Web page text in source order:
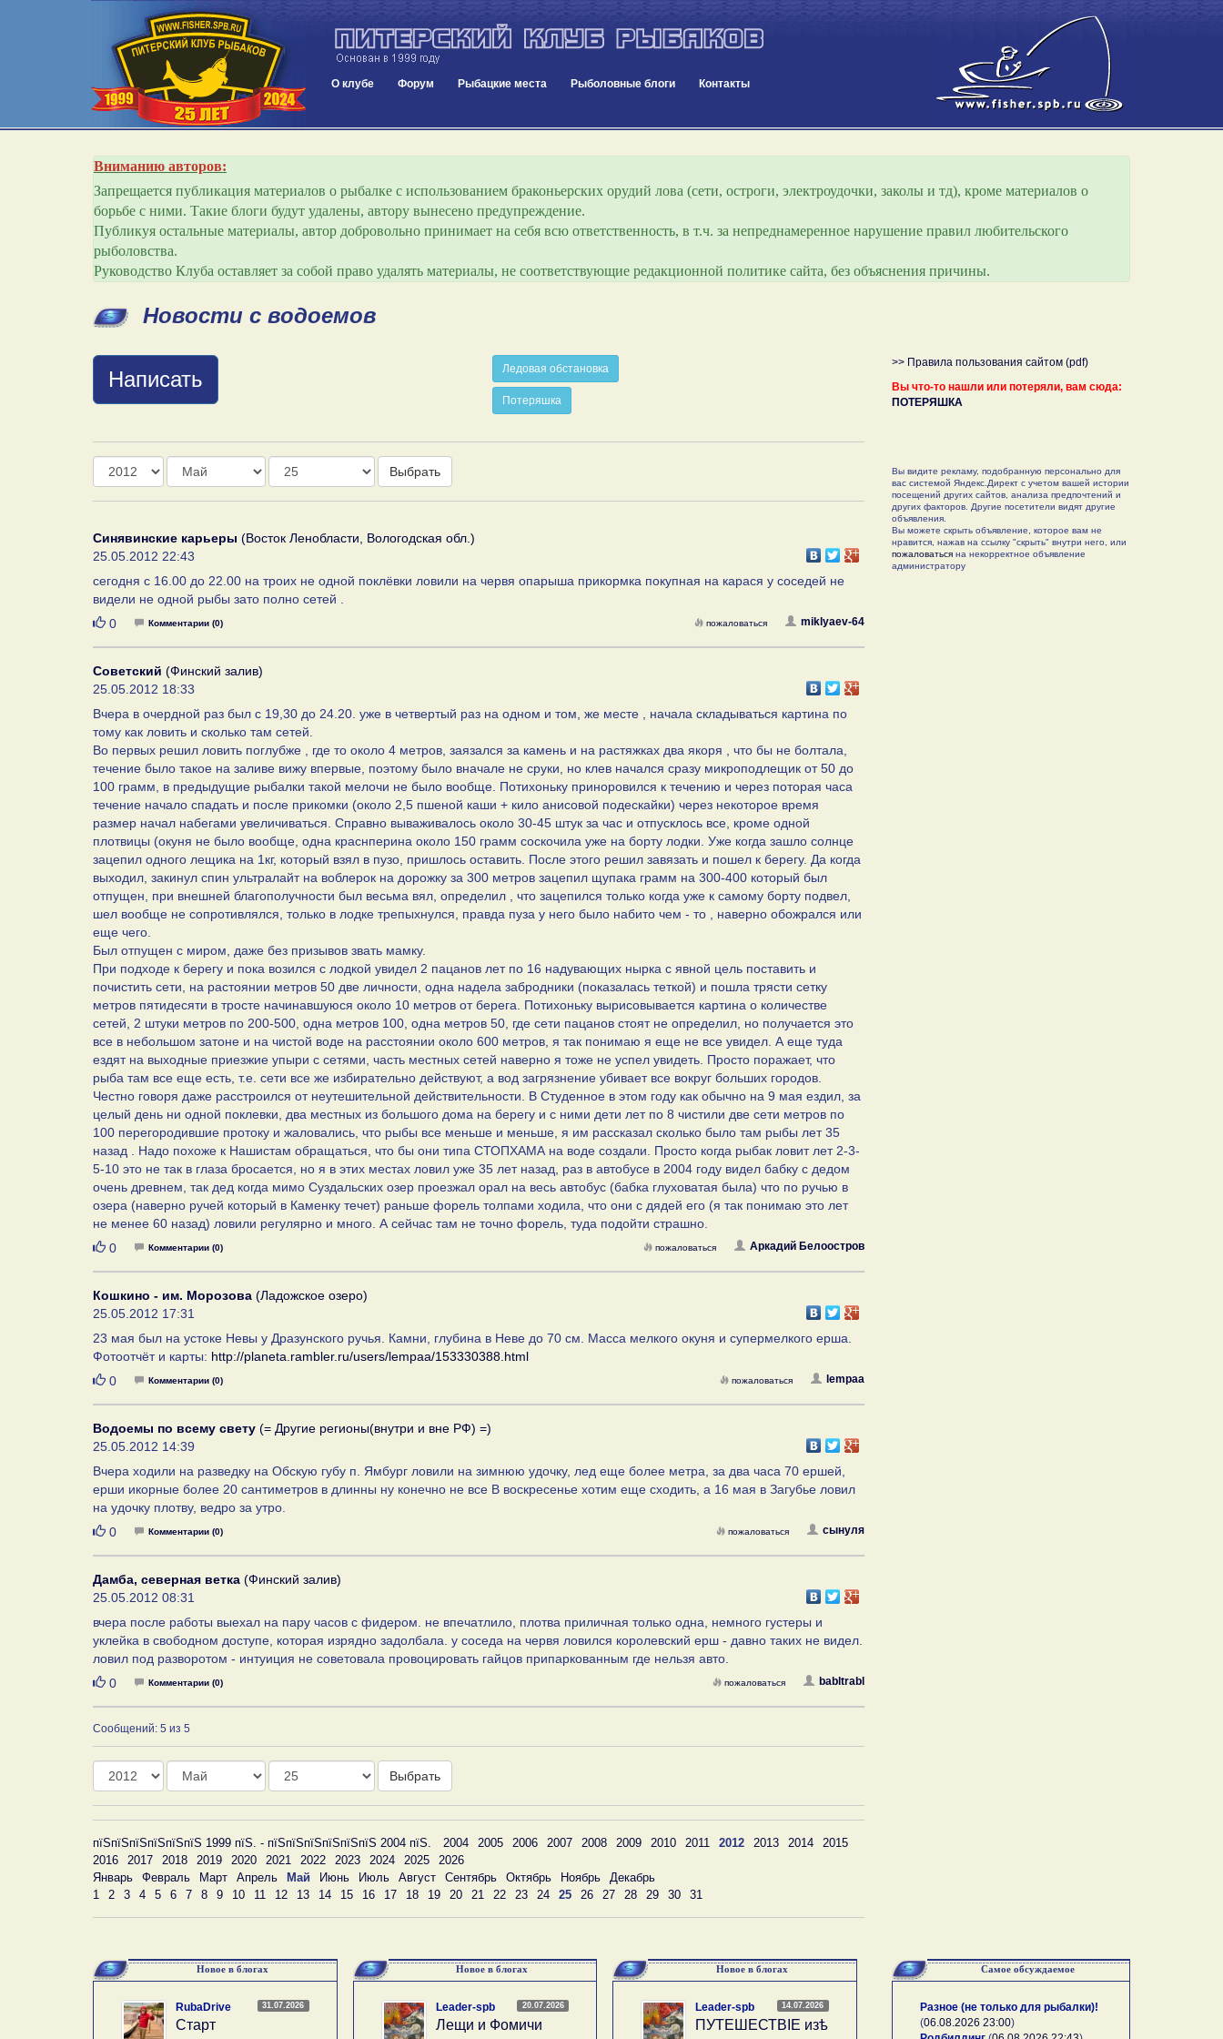
О клубе Форум Рыбацкие места Рыболовные блоги Контакты
Вниманию авторов:
Запрещается публикация материалов о рыбалке с использованием браконьерских орудий лова (сети, остроги, электроудочки, заколы и тд), кроме материалов о
борьбе с ними. Такие блоги будут удалены, автору вынесено предупреждение.
Публикуя остальные материалы, автор добровольно принимает на себя всю ответственность, в т.ч. за непреднамеренное нарушение правил любительского
рыболовства.
Руководство Клуба оставляет за собой право удалять материалы, не соответствующие редакционной политике сайта, без объяснения причины.
Новости с водоемов
Написать Ледовая обстановка
Потеряшка
Год Месяц День
Выбрать
Синявинские карьеры (Восток Ленобласти, Вологодская обл.)
25.05.2012 22:43
сегодня с 16.00 до 22.00 на троих не одной поклёвки ловили на червя опарыша прикормка покупная на карася у соседей не
видели не одной рыбы зато полно сетей .
Нравится
0 Комментарии (0) miklyaev-64
пожаловаться
Советский (Финский залив)
25.05.2012 18:33
Вчера в очердной раз был с 19,30 до 24.20. уже в четвертый раз на одном и том, же месте , начала складываться картина по
тому как ловить и сколько там сетей.
Во первых решил ловить поглубже , где то около 4 метров, заязался за камень и на растяжках два якоря , что бы не болтала,
течение было такое на заливе вижу впервые, поэтому было вначале не сруки, но клев начался сразу микроподлещик от 50 до
100 грамм, в предыдущие рыбалки такой мелочи не было вообще. Потихоньку приноровился к течению и через поторая часа
течение начало спадать и после прикомки (около 2,5 пшеной каши + кило анисовой подескайки) через некоторое время
размер начал набегами увеличиваться. Справно вываживалось около 30-45 штук за час и отпусклось все, кроме одной
плотвицы (окуня не было вообще, одна краснперина около 150 грамм соскочила уже на борту лодки. Уже когда зашло солнце
зацепил одного лещика на 1кг, который взял в пузо, пришлось оставить. После этого решил завязать и пошел к берегу. Да когда
выходил, закинул спин ультралайт на воблерок на дорожку за 300 метров зацепил щупака грамм на 300-400 который был
отпущен, при внешней благополучности был весьма вял, определил , что зацепился только когда уже к самому борту подвел,
шел вообще не сопротивлялся, только в лодке трепыхнулся, правда пуза у него было набито чем - то , наверно обожрался или
еще чего.
Был отпущен с миром, даже без призывов звать мамку.
При подходе к берегу и пока возился с лодкой увидел 2 пацанов лет по 16 надувающих нырка с явной цель поставить и
почистить сети, на растоянии метров 50 две личности, одна надела забродники (показалась теткой) и пошла трясти сетку
метров пятидесяти в тросте начинавшуюся около 10 метров от берега. Потихоньку вырисовывается картина о количестве
сетей, 2 штуки метров по 200-500, одна метров 100, одна метров 50, где сети пацанов стоят не определил, но получается это
все в небольшом затоне и на чистой воде на расстоянии около 600 метров, я так понимаю я еще не все увидел. А еще туда
ездят на выходные приезжие упыри с сетями, часть местных сетей наверно я тоже не успел увидеть. Просто поражает, что
рыба там все еще есть, т.е. сети все же избирательно действуют, а вод загрязнение убивает все вокруг больших городов.
Честно говоря даже расстроился от неутешительной действительности. В Студенное в этом году как обычно на 9 мая ездил, за
целый день ни одной поклевки, два местных из большого дома на берегу и с ними дети лет по 8 чистили две сети метров по
100 перегородившие протоку и жаловались, что рыбы все меньше и меньше, я им рассказал сколько было там рыбы лет 35
назад . Надо похоже к Нашистам обращаться, что бы они типа СТОПХАМА на воде создали. Просто когда рыбак ловит лет 2-3-
5-10 это не так в глаза бросается, но я в этих местах ловил уже 35 лет назад, раз в автобусе в 2004 году видел бабку с дедом
очень древнем, так дед когда мимо Суздальских озер проезжал орал на весь автобус (бабка глуховатая была) что по ручью в
озера (наверно ручей который в Каменку течет) раньше форель толпами ходила, что они с дядей его (я так понимаю это лет
не менее 60 назад) ловили регулярно и много. А сейчас там не точно форель, туда подойти страшно.
Нравится
0 Комментарии (0) Аркадий Белоостров
пожаловаться
Кошкино - им. Морозова (Ладожское озеро)
25.05.2012 17:31
23 мая был на устоке Невы у Дразунского ручья. Камни, глубина в Неве до 70 см. Масса мелкого окуня и супермелкого ерша.
Фотоотчёт и карты: http://planeta.rambler.ru/users/lempaa/153330388.html
Нравится
0 Комментарии (0) lempaa
пожаловаться
Водоемы по всему свету (= Другие регионы(внутри и вне РФ) =)
25.05.2012 14:39
Вчера ходили на разведку на Обскую губу п. Ямбург ловили на зимнюю удочку, лед еще более метра, за два часа 70 ершей,
ерши икорные более 20 сантиметров в длинны ну конечно не все В воскресенье хотим еще сходить, а 16 мая в Загубье ловил
на удочку плотву, ведро за утро.
Нравится
0 Комментарии (0) сынуля
пожаловаться
Дамба, северная ветка (Финский залив)
25.05.2012 08:31
вчера после работы выехал на пару часов с фидером. не впечатлило, плотва приличная только одна, немного густеры и
уклейка в свободном доступе, которая изрядно задолбала. у соседа на червя ловился королевский ерш - давно таких не видел.
ловил под разворотом - интуиция не советовала провоцировать гайцов припаркованным где нельзя авто.
Нравится
0 Комментарии (0) babltrabl
пожаловаться
Сообщений: 5 из 5
Год Месяц День
Выбрать
пїЅпїЅпїЅпїЅпїЅпїЅ 1999 пїЅ. - пїЅпїЅпїЅпїЅпїЅпїЅ 2004 пїЅ. 2004 2005 2006 2007 2008 2009 2010 2011 2012 2013 2014
2015
2016
2017 2018 2019 2020 2021 2022 2023 2024 2025
2026
Январь
Февраль Март Апрель Май Июнь Июль Август Сентябрь Октябрь Ноябрь
Декабрь
1
2 3 4 5 6 7 8 9 10 11 12 13 14 15 16 17 18 19 20 21 22 23 24 25 26 27 28 29 30 31
>> Правила пользования сайтом (pdf)
Вы что-то нашли или потеряли, вам сюда:
ПОТЕРЯШКА
Вы видите рекламу, подобранную персонально для
вас системой Яндекс.Директ с учетом вашей истории
посещений других сайтов, анализа предпочтений и
других факторов. Другие посетители видят другие
объявления.
Вы можете скрыть объявление, которое вам не
нравится, нажав на ссылку "скрыть" внутри него, или
пожаловатьсяна некорректное объявление
администратору
Новое в блогах
31.07.2026
RubaDrive
Старт
Новое в блогах
20.07.2026
Leader-spb
Лещи и Фомичи
Новое в блогах
14.07.2026
Leader-spb
ПУТЕШЕСТВIE изѣ
Самое обсуждаемое
Разное (не только для рыбалки)!
(06.08.2026 23:00)